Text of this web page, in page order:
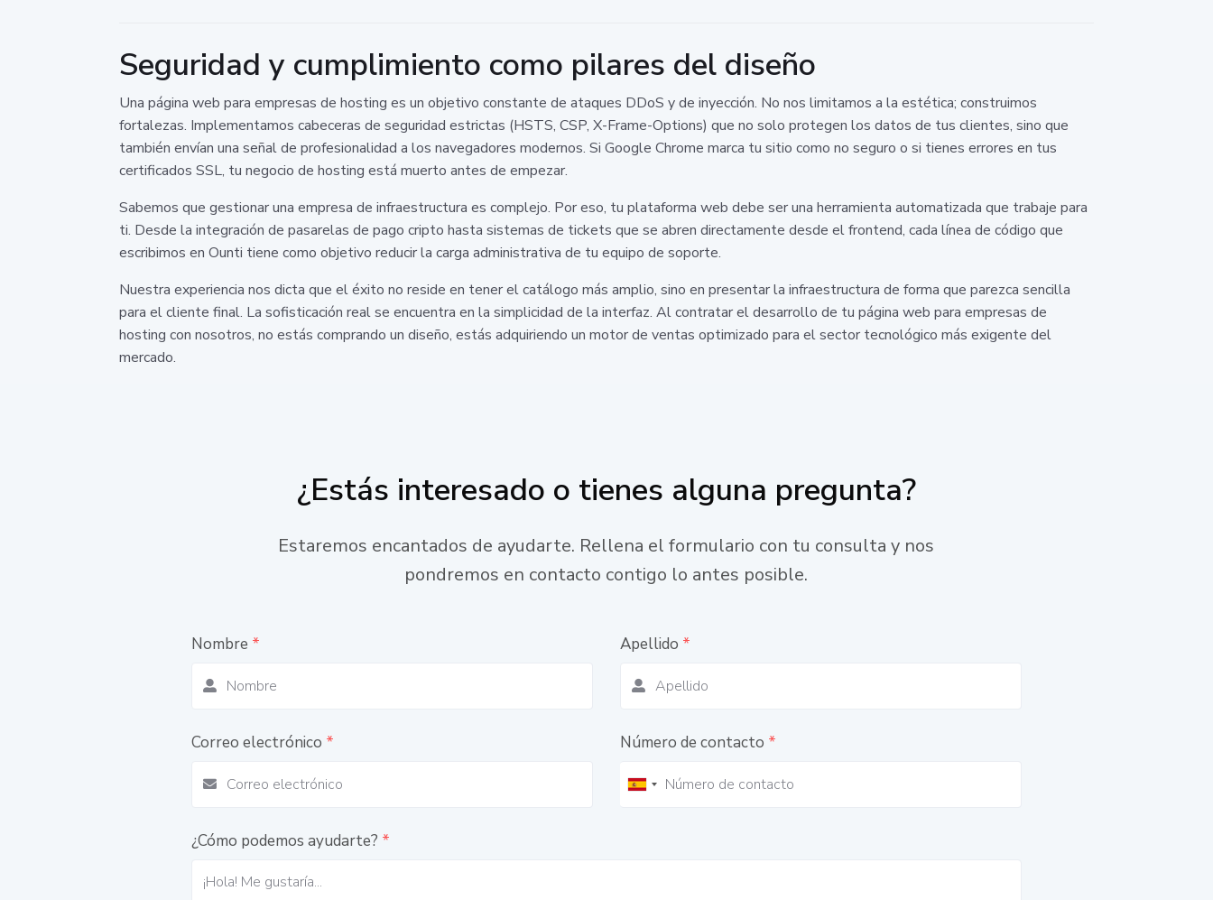
Seguridad y cumplimiento como pilares del diseño
Una página web para empresas de hosting es un objetivo constante de ataques DDoS y de inyección. No nos limitamos a la estética; construimos
fortalezas. Implementamos cabeceras de seguridad estrictas (HSTS, CSP, X-Frame-Options) que no solo protegen los datos de tus clientes, sino que
también envían una señal de profesionalidad a los navegadores modernos. Si Google Chrome marca tu sitio como no seguro o si tienes errores en tus
certificados SSL, tu negocio de hosting está muerto antes de empezar.
Sabemos que gestionar una empresa de infraestructura es complejo. Por eso, tu plataforma web debe ser una herramienta automatizada que trabaje para
ti. Desde la integración de pasarelas de pago cripto hasta sistemas de tickets que se abren directamente desde el frontend, cada línea de código que
escribimos en Ounti tiene como objetivo reducir la carga administrativa de tu equipo de soporte.
Nuestra experiencia nos dicta que el éxito no reside en tener el catálogo más amplio, sino en presentar la infraestructura de forma que parezca sencilla
para el cliente final. La sofisticación real se encuentra en la simplicidad de la interfaz. Al contratar el desarrollo de tu página web para empresas de
hosting con nosotros, no estás comprando un diseño, estás adquiriendo un motor de ventas optimizado para el sector tecnológico más exigente del
mercado.
¿Estás interesado o tienes alguna pregunta?
Estaremos encantados de ayudarte. Rellena el formulario con tu consulta y nos
pondremos en contacto contigo lo antes posible.
Nombre * Apellido *
Correo electrónico * Número de contacto *
¿Cómo podemos ayudarte? *